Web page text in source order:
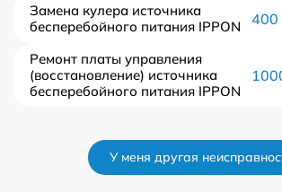
Замена кулера источника
бесперебойного питания IPPON
400
Ремонт платы управления
(восстановление) источника
бесперебойного питания IPPON
У меня другая